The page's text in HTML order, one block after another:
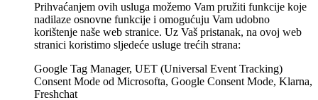
Prihvaćanjem ovih usluga možemo Vam pružiti funkcije koje
nadilaze osnovne funkcije i omogućuju Vam udobno
korištenje naše web stranice. Uz Vaš pristanak, na ovoj web
stranici koristimo sljedeće usluge trećih strana:
Google Tag Manager, UET (Universal Event Tracking)
Consent Mode od Microsofta, Google Consent Mode, Klarna,
Freshchat